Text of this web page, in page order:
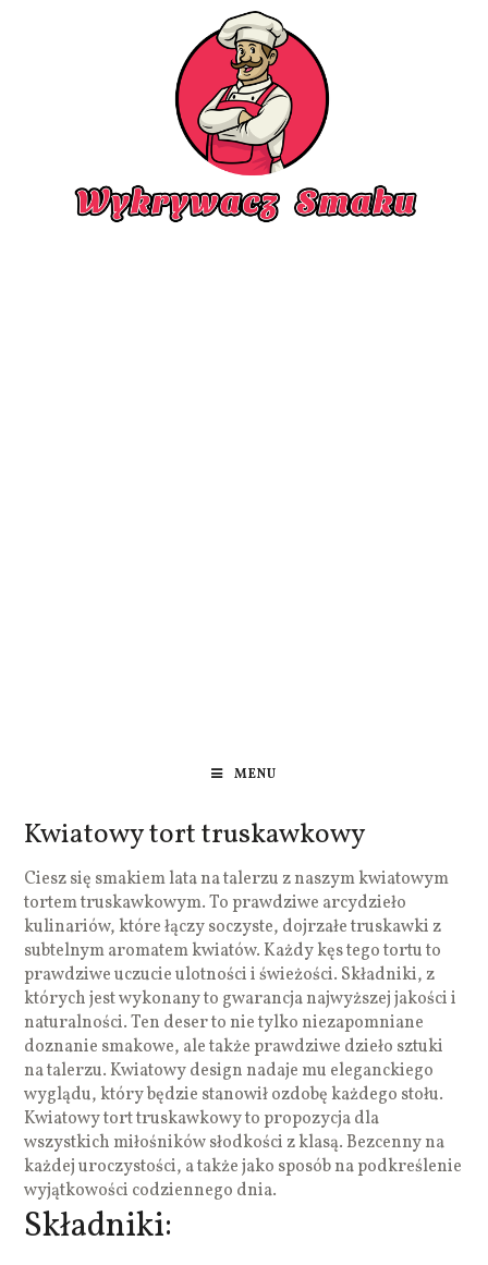
MENU
Kwiatowy tort truskawkowy
Ciesz się smakiem lata na talerzu z naszym kwiatowym
tortem truskawkowym. To prawdziwe arcydzieło
kulinariów, które łączy soczyste, dojrzałe truskawki z
subtelnym aromatem kwiatów. Każdy kęs tego tortu to
prawdziwe uczucie ulotności i świeżości. Składniki, z
których jest wykonany to gwarancja najwyższej jakości i
naturalności. Ten deser to nie tylko niezapomniane
doznanie smakowe, ale także prawdziwe dzieło sztuki
na talerzu. Kwiatowy design nadaje mu eleganckiego
wyglądu, który będzie stanowił ozdobę każdego stołu.
Kwiatowy tort truskawkowy to propozycja dla
wszystkich miłośników słodkości z klasą. Bezcenny na
każdej uroczystości, a także jako sposób na podkreślenie
wyjątkowości codziennego dnia.
Składniki: